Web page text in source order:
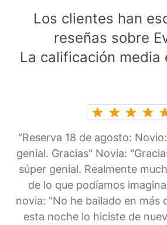
Los clientes han
reseñas sobre
La calificación media
“Reserva 18 de agosto:
genial. Gracias" Novia:
súper genial. Realmente
de lo que podíamos
novia: "No he bailado en más
esta noche lo hiciste de